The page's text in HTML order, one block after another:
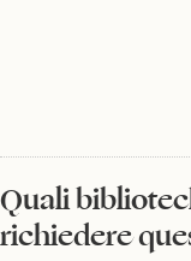
Quali
richiedere